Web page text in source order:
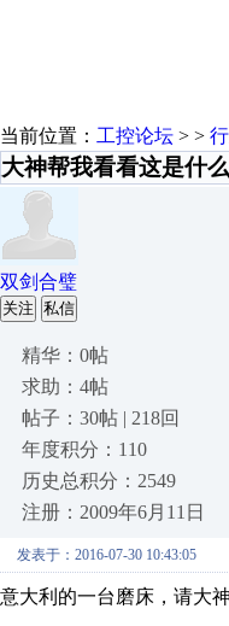
当前位置： 工控论坛 > >
大神帮我看看这是什
双剑合璧
关注 私信
精华：0帖
求助：4帖
帖子：30帖 | 218回
年度积分：110
历史总积分：2549
注册：2009年6月11日
发表于：2016-07-30 10:43:05
意大利的一台磨床，请大